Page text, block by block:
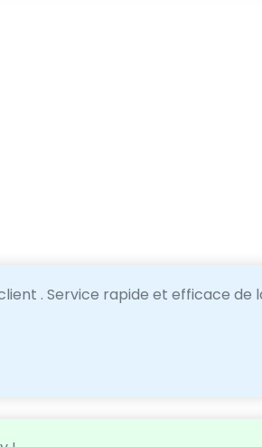
. Service rapide et efficace de